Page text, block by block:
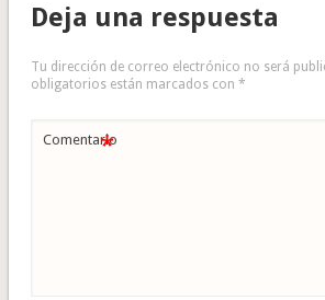
Deja una respuesta
Tu dirección de correo electrónico no será
obligatorios están marcados con *
Comentario
*